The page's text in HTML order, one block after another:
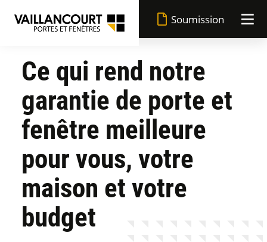
Soumission
Ce qui rend notre
garantie de porte et
fenêtre meilleure
pour vous, votre
maison et votre
budget
Avantages Vaillancourt
Fabrication québécoise
Performance supérieure
Peinture résistante
Portes
Toutes les portes
Portes d'entrée
Fenêtres
Toutes les fenêtres
Réalisations